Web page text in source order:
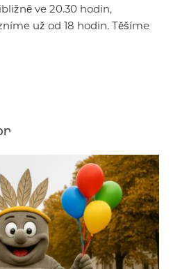
ve 20.30 hodin,
už od 18 hodin. Těšíme